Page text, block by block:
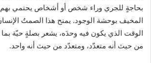
بحاجةٍ للجري وراء شخص أو أشخاص يحتمي بهم
المخيف بوحشة الوجود. يمنح هذا الصمتُ
الوقت الذي يكون فيه وحدَه، ‏يشعر بصلةٍ حيّة بما
من حيث أنه متعدّد، ومتعدّد من حيث أنه واحد.